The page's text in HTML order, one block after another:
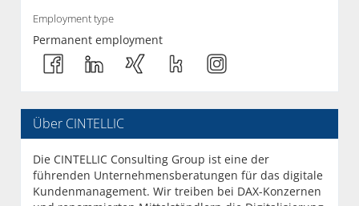
Employment type
Permanent employment
Über CINTELLIC
Die CINTELLIC Consulting Group ist eine der
führenden Unternehmensberatungen für das digitale
Kundenmanagement. Wir treiben bei DAX-Konzernen